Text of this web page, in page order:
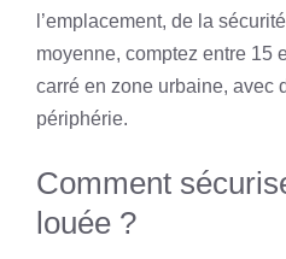
l’emplacement, de la
moyenne, comptez entre 15
carré en zone urbaine, avec
périphérie.
Comment
louée ?